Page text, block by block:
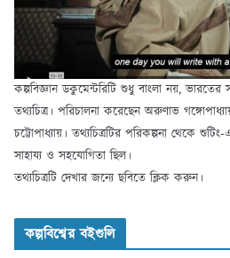
কল্পবিজ্ঞান ডকুমেন্টরিটি শুধু বাংলা নয়, ভারতের
তথ্যচিত্র। পরিচালনা করেছেন অরুণাভ
চট্টোপাধ্যায়। তথ্যচিত্রটির পরিকল্পনা থেকে শুটিং-
সাহায্য ও সহযোগিতা ছিল।
তথ্যচিত্রটি দেখার জন্যে ছবিতে ক্লিক করুন।
কল্পবিশ্বের বইগুলি